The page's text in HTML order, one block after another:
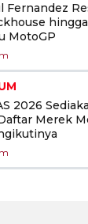
Fernandez
MotoGP
2026
Merek